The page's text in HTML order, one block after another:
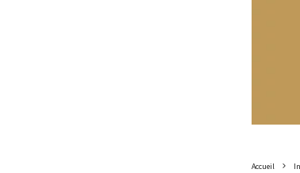
Accueil